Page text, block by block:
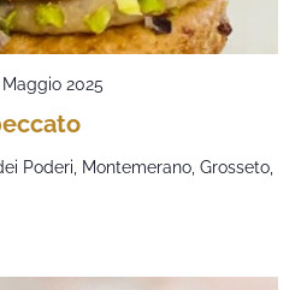
Maggio 2025
Poderi, Montemerano, Grosseto,